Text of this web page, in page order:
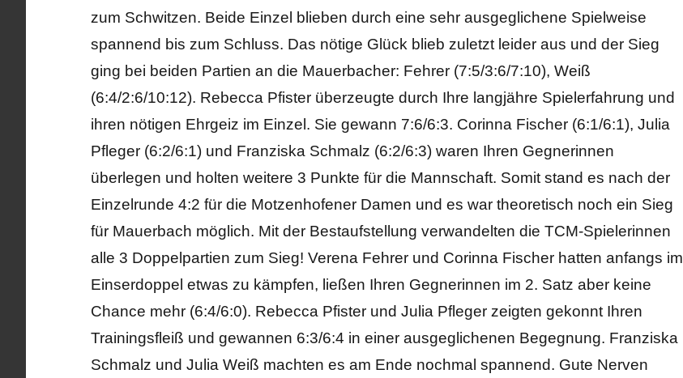
zum Schwitzen. Beide Einzel blieben durch eine sehr ausgeglichene Spielweise
spannend bis zum Schluss. Das nötige Glück blieb zuletzt leider aus und der Sieg
ging bei beiden Partien an die Mauerbacher: Fehrer (7:5/3:6/7:10), Weiß
(6:4/2:6/10:12). Rebecca Pfister überzeugte durch Ihre langjähre Spielerfahrung und
ihren nötigen Ehrgeiz im Einzel. Sie gewann 7:6/6:3. Corinna Fischer (6:1/6:1), Julia
Pfleger (6:2/6:1) und Franziska Schmalz (6:2/6:3) waren Ihren Gegnerinnen
überlegen und holten weitere 3 Punkte für die Mannschaft. Somit stand es nach der
Einzelrunde 4:2 für die Motzenhofener Damen und es war theoretisch noch ein Sieg
für Mauerbach möglich. Mit der Bestaufstellung verwandelten die TCM-Spielerinnen
alle 3 Doppelpartien zum Sieg! Verena Fehrer und Corinna Fischer hatten anfangs im
Einserdoppel etwas zu kämpfen, ließen Ihren Gegnerinnen im 2. Satz aber keine
Chance mehr (6:4/6:0). Rebecca Pfister und Julia Pfleger zeigten gekonnt Ihren
Trainingsfleiß und gewannen 6:3/6:4 in einer ausgeglichenen Begegnung. Franziska
Schmalz und Julia Weiß machten es am Ende nochmal spannend. Gute Nerven